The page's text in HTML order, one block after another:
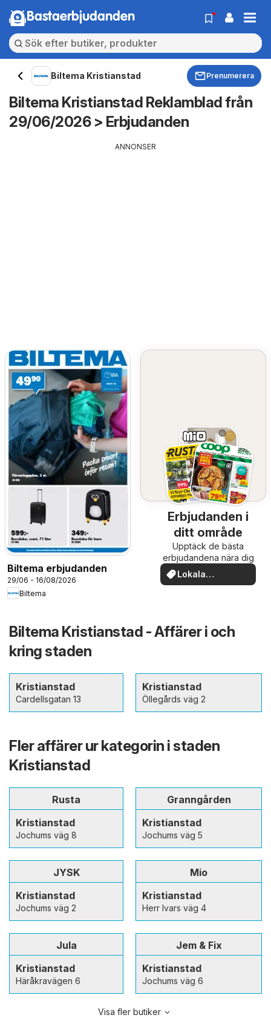
Bastaerbjudanden
Biltema Kristianstad Prenumerera
Biltema Kristianstad Reklamblad från
29/06/2026 > Erbjudanden
ANNONSER
Biltema erbjudanden
29/06 - 16/08/2026
Biltema
Erbjudanden i
ditt område
Upptäck de bästa
erbjudandena nära dig
Lokala
erbjudanden
Biltema Kristianstad - Affärer i och
kring staden
Kristianstad
Cardellsgatan 13
Kristianstad
Öllegårds väg 2
Fler affärer ur kategorin i staden
Kristianstad
Rusta
Kristianstad
Jochums väg 8
Granngården
Kristianstad
Jochums väg 5
JYSK
Kristianstad
Jochums väg 2
Mio
Kristianstad
Herr Ivars väg 4
Jula
Kristianstad
Häråkravägen 6
Jem & Fix
Kristianstad
Jochums väg 6
Visa fler butiker